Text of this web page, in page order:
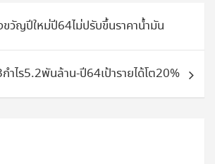
ขวัญปีใหม่ปี64ไม่ปรับขึ้นราคาน้ำมัน
ำไร5.2พันล้าน-ปี64เป้ารายได้โต20%